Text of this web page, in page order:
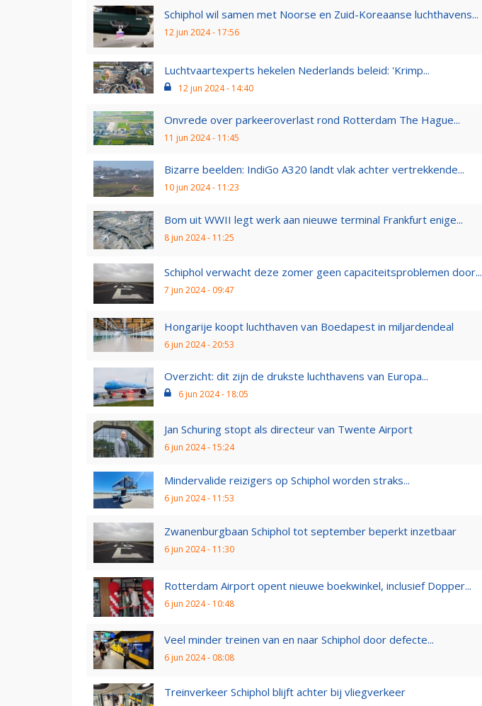
Schiphol wil samen met Noorse en Zuid-Koreaanse luchthavens...
12 jun 2024 - 17:56
Luchtvaartexperts hekelen Nederlands beleid: 'Krimp...
12 jun 2024 - 14:40
Onvrede over parkeeroverlast rond Rotterdam The Hague...
11 jun 2024 - 11:45
Bizarre beelden: IndiGo A320 landt vlak achter vertrekkende...
10 jun 2024 - 11:23
Bom uit WWII legt werk aan nieuwe terminal Frankfurt enige...
8 jun 2024 - 11:25
Schiphol verwacht deze zomer geen capaciteitsproblemen door...
7 jun 2024 - 09:47
Hongarije koopt luchthaven van Boedapest in miljardendeal
6 jun 2024 - 20:53
Overzicht: dit zijn de drukste luchthavens van Europa...
6 jun 2024 - 18:05
Jan Schuring stopt als directeur van Twente Airport
6 jun 2024 - 15:24
Mindervalide reizigers op Schiphol worden straks...
6 jun 2024 - 11:53
Zwanenburgbaan Schiphol tot september beperkt inzetbaar
6 jun 2024 - 11:30
Rotterdam Airport opent nieuwe boekwinkel, inclusief Dopper...
6 jun 2024 - 10:48
Veel minder treinen van en naar Schiphol door defecte...
6 jun 2024 - 08:08
Treinverkeer Schiphol blijft achter bij vliegverkeer